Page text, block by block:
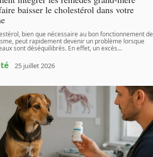
baisser le cholestérol dans votre
bien que nécessaire au bon fonctionnement de
peut rapidement devenir un problème lorsque
sont déséquilibrés. En effet, un excès…
25 juillet 2026